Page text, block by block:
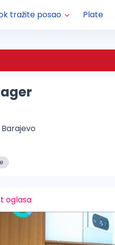
tražite posao Plate
Barajevo
oglasa